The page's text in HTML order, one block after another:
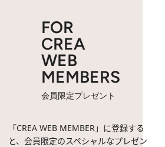
FOR
CREA
WEB
MEMBERS
会員限定プレゼント
「CREA WEB MEMBER」に登録する
と、会員限定のスペシャルなプレゼン